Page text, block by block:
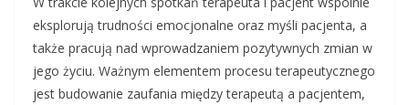
eksplorują trudności emocjonalne oraz myśli pacjenta, a
także pracują nad wprowadzaniem pozytywnych zmian w
jego życiu. Ważnym elementem procesu terapeutycznego
jest budowanie zaufania między terapeutą a pacjentem,